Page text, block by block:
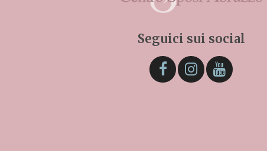
Seguici sui social